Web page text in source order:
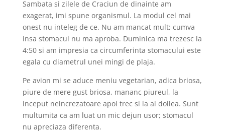
Sambata si zilele de Craciun de dinainte am
exagerat, imi spune organismul. La modul cel mai
onest nu inteleg de ce. Nu am mancat mult; cumva
insa stomacul nu ma aproba. Duminica ma trezesc la
4:50 si am impresia ca circumferinta stomacului este
egala cu diametrul unei mingi de plaja.
Pe avion mi se aduce meniu vegetarian, adica briosa,
piure de mere gust briosa, mananc piureul, la
inceput neincrezatoare apoi trec si la al doilea. Sunt
multumita ca am luat un mic dejun usor; stomacul
nu apreciaza diferenta.